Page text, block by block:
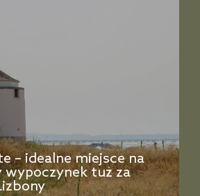
– idealne miejsce na
wypoczynek tuż za